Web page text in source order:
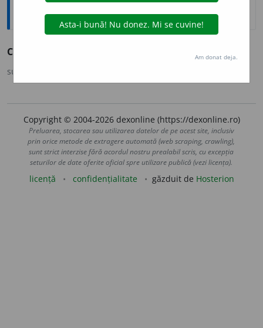
Antonime
Concentrat
sursa:
Copyright © 2004-2026 dexonline (https://dexonline.ro)
Preluarea, stocarea sau utilizarea datelor de pe acest site, inclusiv
prin orice metode de extragere automată (web scraping, crawling),
sunt strict interzise fără acordul nostru prealabil scris, cu excepția
seturilor de date oferite oficial spre utilizare publică (vezi licența).
licență confidențialitate găzduit de Hosterion
Am donat deja.